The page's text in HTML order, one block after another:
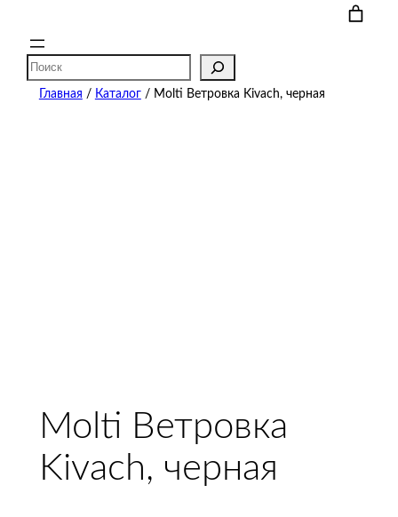
Поиск
Главная / Каталог/ Molti Ветровка Kivach, черная
Molti Ветровка
Kivach, черная